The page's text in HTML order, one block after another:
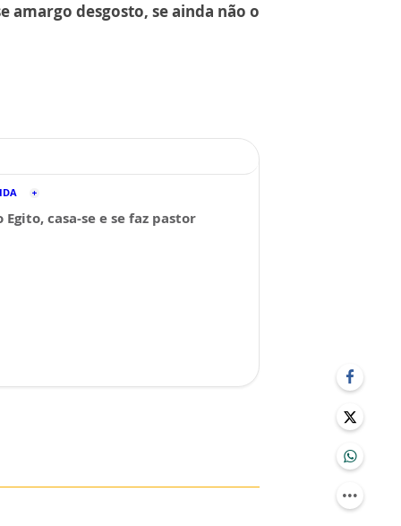
amargo desgosto, se ainda não o
Egito, casa-se e se faz pastor